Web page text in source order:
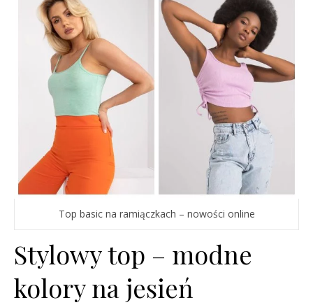
Top basic na ramiączkach – nowości online
Stylowy top – modne
kolory na jesień